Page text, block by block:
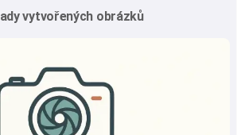
vytvořených obrázků